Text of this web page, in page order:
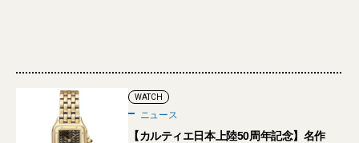
WATCH
ニュース
【カルティエ日本上陸50周年記念】名作